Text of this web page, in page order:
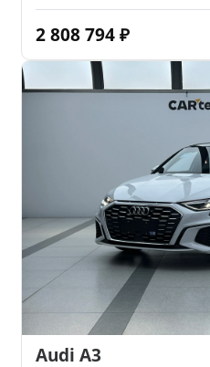
2 808 794 ₽
Audi A3